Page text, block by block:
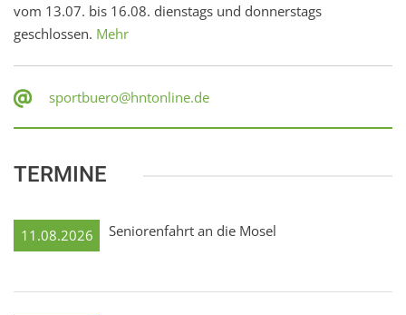
vom 13.07. bis 16.08. dienstags und donnerstags
geschlossen. Mehr
sportbuero@hntonline.de
TERMINE
11.08.2026 Seniorenfahrt an die Mosel